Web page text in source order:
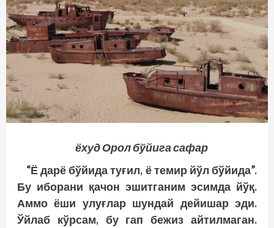
ёхуд Орол бўйига сафар
“Ёдарёбўйидатуғил, ётемирйўлбўйида”.
Бу иборани қачон эшитганим эсимда йўқ.
Аммо ёши улуғлар шундай дейишар эди.
Ўйлаб кўрсам, бу гап бежиз айтилмаган.